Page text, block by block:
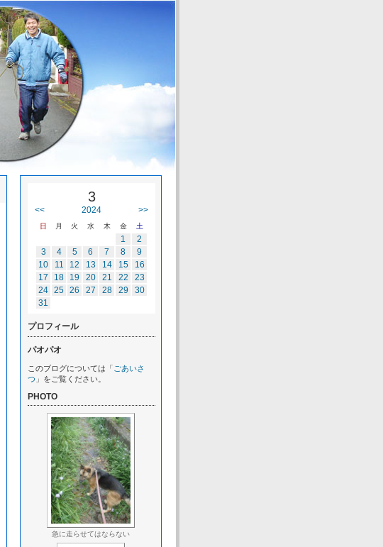
3
<< 2024 >>
日 月 火 水 木 金 土
1
2
3
4 5 6 7 8
9
10
11 12 13 14 15
16
17
18 19 20 21 22
23
24 25 26 27 28 29
30
31
プロフィール
パオパオ
このブログについては「 ごあいさ
つ 」をご覧ください。
PHOTO
急に走らせてはならない